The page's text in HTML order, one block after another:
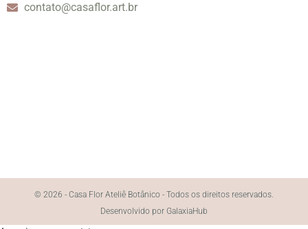
contato@casaflor.art.br
© 2026 - Casa Flor Ateliê Botânico - Todos os direitos reservados.
Desenvolvido por GalaxiaHub